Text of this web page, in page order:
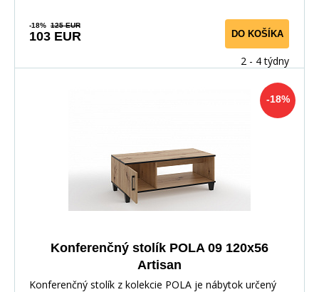
-18% 125 EUR
103 EUR DO KOŠÍKA
2 - 4 týdny
-18%
Konferenčný stolík POLA 09 120x56
Artisan
Konferenčný stolík z kolekcie POLA je nábytok určený